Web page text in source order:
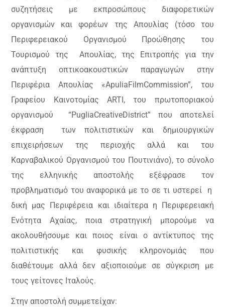
συζητήσεις με εκπροσώπους διαφορετικών
οργανισμών και φορέων της Απουλίας (τόσο του
Περιφερειακού Οργανισμού Προώθησης του
Τουρισμού της
Απουλίας, της Επιτροπής για την
ανάπτυξη οπτικοακουστικών παραγωγών στην
Περιφέρια Απουλίας «ApuliaFilmCommission”, του
Γραφείου Καινοτομίας ARTI , του πρωτοποριακού
οργανισμού
“PugliaCreativeDistrict” που αποτελεί
έκφραση
των πολιτιστικών και δημιουργικών
επιχειρήσεων της περιοχής αλλά και του
Καρναβαλικού Οργανισμού του Πουτινιάνο), το σύνολο
της ελληνικής αποστολής εξέφρασε τον
προβληματισμό του αναφορικά με το σε τι υστερεί
η
δική μας Περιφέρεια και ιδιαίτερα η Περιφερειακή
Ενότητα Αχαίας, ποια στρατηγική μπορούμε να
ακολουθήσουμε και ποιος είναι ο αντίκτυπος της
πολιτιστικής και φυσικής κληρονομιάς που
διαθέτουμε αλλά δεν αξιοποιούμε σε σύγκριση με
τους γείτονες Ιταλούς.
Στην αποστολή συμμετείχαν: